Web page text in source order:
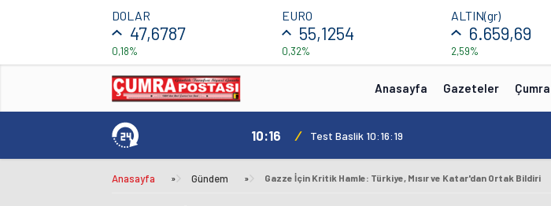
DOLAR
47,6787
0,18%
EURO
55,1254
0,32%
ALTIN(gr)
6.659,69
2,59%
Anasayfa Gazeteler
10:16 / Test Baslik 10:16:19
Anasayfa » Gündem » Gazze İçin Kritik Hamle: Türkiye, Mısır ve Katar'dan Ortak Bildiri